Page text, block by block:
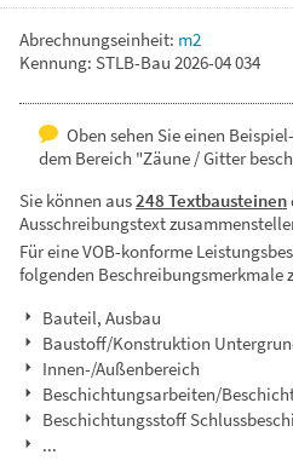
Abrechnungseinheit: m2
Kennung: STLB-Bau 2026-04 034
Oben sehen Sie einen
dem Bereich "Zäune / Gitter
Sie können aus248 Textbausteinen
Ausschreibungstext
Für eine VOB-konforme
folgenden Beschreibungsmerkmale
Bauteil, Ausbau
Baustoff/Konstruktion
Innen-/Außenbereich
Beschichtungsarbeiten/
Beschichtungsstoff
...